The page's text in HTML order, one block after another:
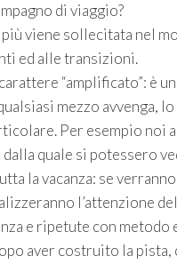
di viaggio?
viene sollecitata nel
ed alle transizioni.
“amplificato”: è
mezzo avvenga,
Per esempio
quale si potessero
la vacanza: se
l’attenzione
e ripetute con
aver costruito la